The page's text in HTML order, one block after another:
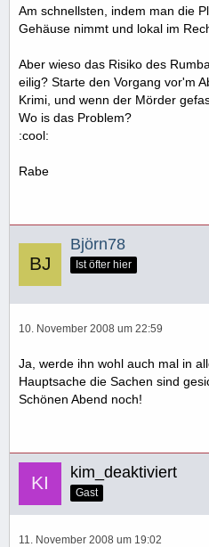
Am schnellsten, indem man die
Gehäuse nimmt und lokal im
Aber wieso das Risiko des
eilig? Starte den Vorgang vor'm
Krimi, und wenn der Mörder
Wo is das Problem?
:cool:
Rabe
Björn78
Ist öfter hier
10. November 2008 um 22:59
Ja, werde ihn wohl auch mal in
Hauptsache die Sachen sind
Schönen Abend noch!
kim_deaktiviert
Gast
11. November 2008 um 19:02